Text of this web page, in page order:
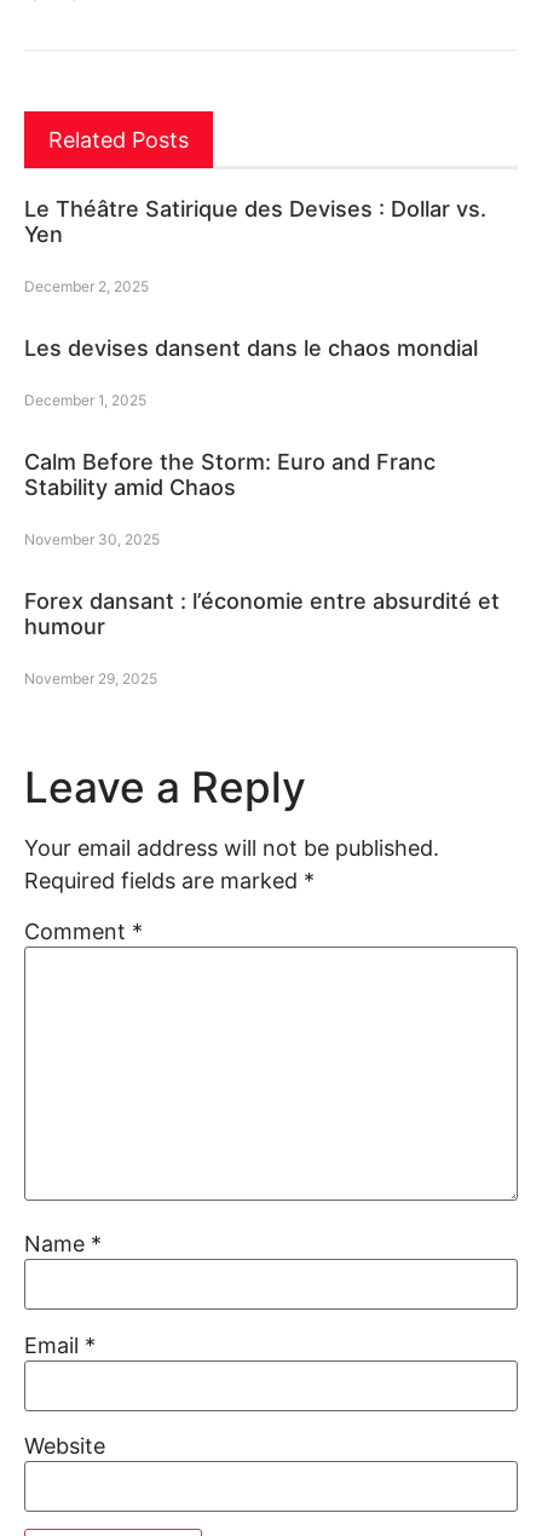
Related Posts
Le Théâtre Satirique des Devises : Dollar vs.
Yen
December 2, 2025
Les devises dansent dans le chaos mondial
December 1, 2025
Calm Before the Storm: Euro and Franc
Stability amid Chaos
November 30, 2025
Forex dansant : l’économie entre absurdité et
humour
November 29, 2025
Leave a Reply
Your email address will not be published.
Required fields are marked *
Comment *
Name *
Email *
Website